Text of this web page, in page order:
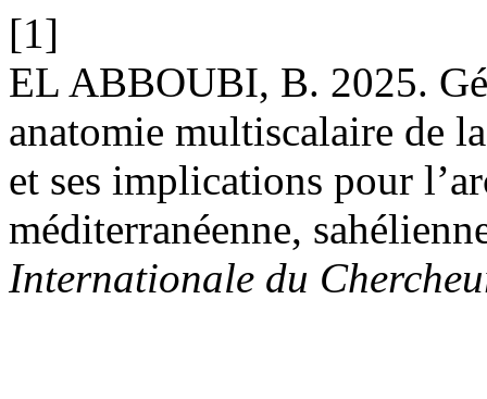
[1]
EL ABBOUBI, B. 2025.
anatomie multiscalaire de
et ses implications pour
méditerranéenne,
Internationale du